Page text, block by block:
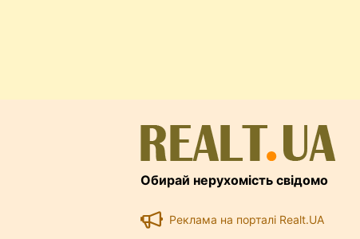
почитати теми у нас на форумі
Обирай нерухомість свідомо
Реклама на порталі Realt.UA